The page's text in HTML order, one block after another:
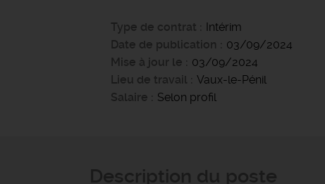
Type de contrat
Intérim
Date de publication
03/09/2024
Mise à jour le
03/09/2024
Lieu de travail
Vaux-le-Pénil
Salaire
Selon profil